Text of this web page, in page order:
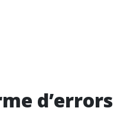
d’errors